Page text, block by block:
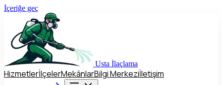
İçeriğe geç
Usta İlaçlama
HizmetlerİlçelerMekânlarBilgi Merkeziİletişim
Hizmetler İlçeler Mekânlar Bilgi Merkezi